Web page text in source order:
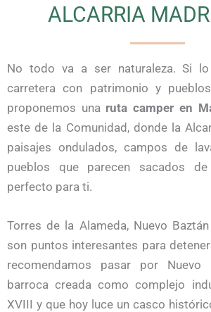
ALCARRIA
No todo va a ser naturaleza. Si
carretera con patrimonio y
proponemos una ruta camper en
este de la Comunidad, donde la
paisajes ondulados, campos de
pueblos que parecen sacados
perfecto para ti.
Torres de la Alameda, Nuevo
son puntos interesantes para
recomendamos pasar por Nuevo
barroca creada como complejo
XVIII y que hoy luce un casco